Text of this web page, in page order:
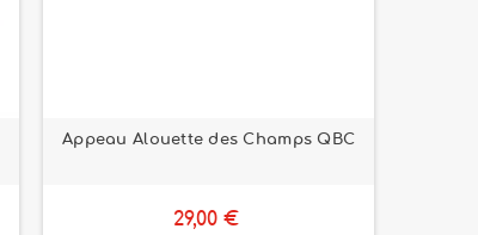
Appeau Alouette des Champs QBC
29,00 €